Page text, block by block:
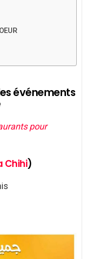
événements
pour
Chihi)